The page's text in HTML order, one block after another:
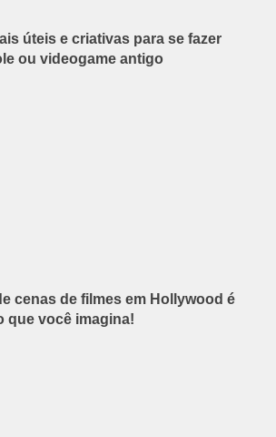
úteis e criativas para se fazer
ou videogame antigo
cenas de filmes em Hollywood é
que você imagina!